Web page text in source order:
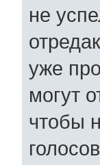
не
уже
могут
чтобы